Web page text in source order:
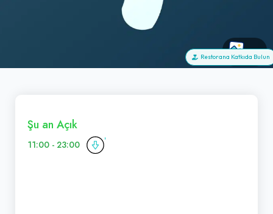
+0
Restorana Katkıda Bulun
Şu an Açık
11:00 - 23:00